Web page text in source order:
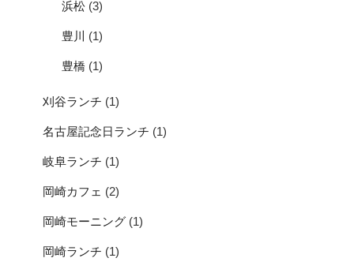
浜松 (3)
豊川 (1)
豊橋 (1)
刈谷ランチ (1)
名古屋記念日ランチ (1)
岐阜ランチ (1)
岡崎カフェ (2)
岡崎モーニング (1)
岡崎ランチ (1)